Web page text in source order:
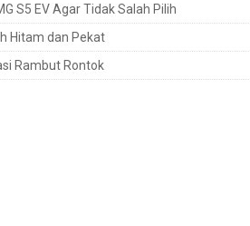
S5 EV Agar Tidak Salah Pilih
Hitam dan Pekat
Rambut Rontok